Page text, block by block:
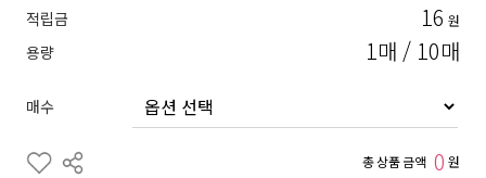
적립금 16 원
용량 1매 / 10매
매수
총 상품 금액 0 원